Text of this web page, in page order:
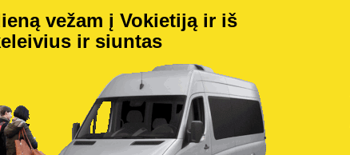
vežam į Vokietiją ir iš
ir siuntas